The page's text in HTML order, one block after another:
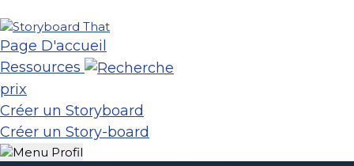
Page D'accueil
Ressources
prix
Créer un Storyboard
Créer un Story-board